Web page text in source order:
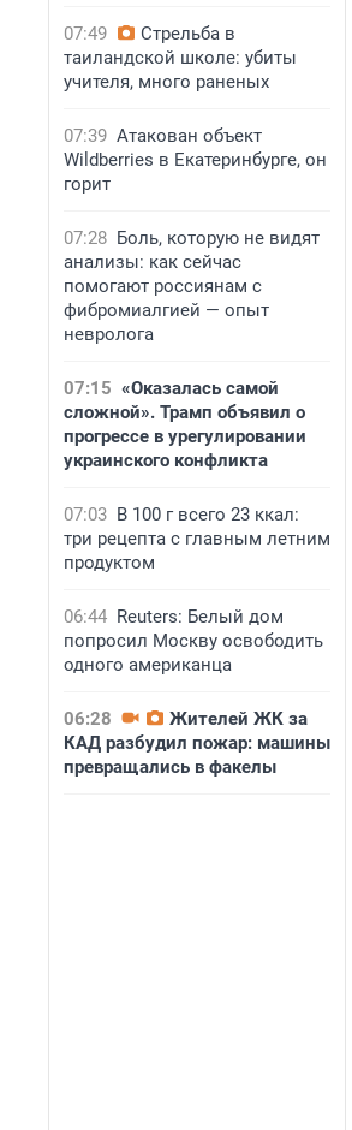
07:49
Стрельба в
таиландской школе: убиты
учителя, много раненых
07:39 Атакован объект
Wildberries в Екатеринбурге, он
горит
07:28 Боль, которую не видят
анализы: как сейчас
помогают россиянам с
фибромиалгией — опыт
невролога
07:15 «Оказалась самой
сложной». Трамп объявил о
прогрессе в урегулировании
украинского конфликта
07:03 В 100 г всего 23 ккал:
три рецепта с главным летним
продуктом
06:44 Reuters: Белый дом
попросил Москву освободить
одного американца
06:28
Жителей ЖК за
КАД разбудил пожар: машины
превращались в факелы